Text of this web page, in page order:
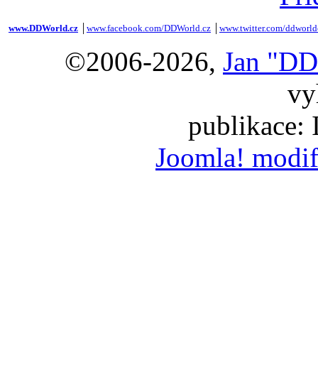
www.DDWorld.cz www.facebook.com/DDWorld.cz www.twitter.com/
©2006-2026, Jan
publikace:
Joomla!